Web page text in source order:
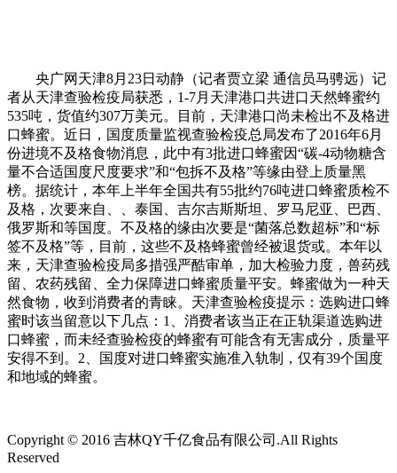
央广网天津8月23日动静（记者贾立梁 通信员马骋远）记
者从天津查验检疫局获悉，1-7月天津港口共进口天然蜂蜜约
535吨，货值约307万美元。目前，天津港口尚未检出不及格进
口蜂蜜。近日，国度质量监视查验检疫总局发布了2016年6月
份进境不及格食物消息，此中有3批进口蜂蜜因“碳-4动物糖含
量不合适国度尺度要求”和“包拆不及格”等缘由登上质量黑
榜。据统计，本年上半年全国共有55批约76吨进口蜂蜜质检不
及格，次要来自、、泰国、吉尔吉斯斯坦、罗马尼亚、巴西、
俄罗斯和等国度。不及格的缘由次要是“菌落总数超标”和“标
签不及格”等，目前，这些不及格蜂蜜曾经被退货或。本年以
来，天津查验检疫局多措强严酷审单，加大检验力度，兽药残
留、农药残留、全力保障进口蜂蜜质量平安。蜂蜜做为一种天
然食物，收到消费者的青睐。天津查验检疫提示：选购进口蜂
蜜时该当留意以下几点：1、消费者该当正在正轨渠道选购进
口蜂蜜，而未经查验检疫的蜂蜜有可能含有无害成分，质量平
安得不到。2、国度对进口蜂蜜实施准入轨制，仅有39个国度
和地域的蜂蜜。
Copyright © 2016 吉林QY千亿食品有限公司.All Rights
Reserved